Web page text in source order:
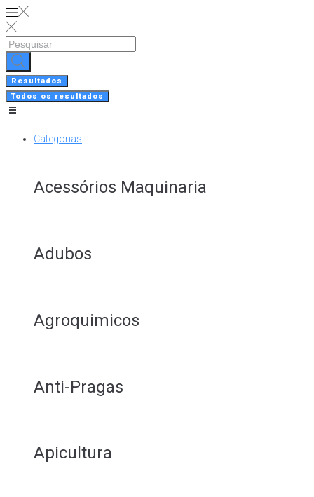
Skip
to
content
Search
Resultados
Todos os resultados
Categorias
Acessórios Maquinaria
Adubos
Agroquimicos
Anti-Pragas
Apicultura